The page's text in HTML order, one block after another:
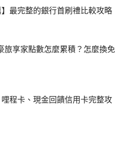
最完整的銀行首刷禮比較攻略
旅享家點數怎麼累積？怎麼換免
程卡、現金回饋信用卡完整攻